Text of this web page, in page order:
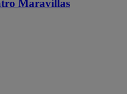
Maravillas